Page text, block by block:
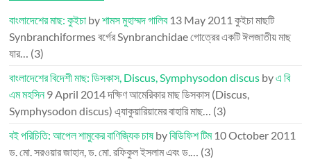
বাংলাদেশের মাছ: কুইচা byশামস মুহাম্মদ গালিব 13 May 2011 কুইচা মাছটি
Synbranchiformes বর্গের Synbranchidae গোত্রের একটি ঈলজাতীয় মাছ
যার… (3)
বাংলাদেশের বিদেশী মাছ: ডিসকাস, Discus, Symphysodon discus byএ বি
এম মহসিন9 April 2014দক্ষিণ আমেরিকার মাছ ডিসকাস (Discus,
Symphysodon discus) এ্যাকুয়ারিয়ামের বাহারি মাছ… (3)
বই পরিচিতি: আপেল শামুকের বাণিজ্যিক চাষbyবিডিফিশ টিম 10 October 2011
ড. মো. সরওয়ার জাহান, ড. মো. রফিকুল ইসলাম এবং ড.… (3)